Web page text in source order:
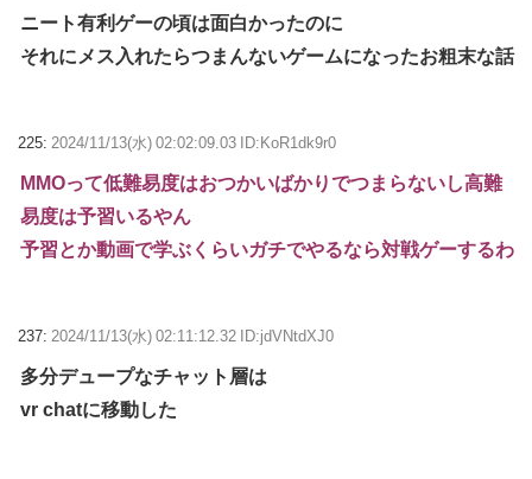
ニート有利ゲーの頃は面白かったのに
それにメス入れたらつまんないゲームになったお粗末な話
225: 2024/11/13(水) 02:02:09.03 ID:KoR1dk9r0
MMOって低難易度はおつかいばかりでつまらないし高難
易度は予習いるやん
予習とか動画で学ぶくらいガチでやるなら対戦ゲーするわ
237: 2024/11/13(水) 02:11:12.32 ID:jdVNtdXJ0
多分デュープなチャット層は
vr chatに移動した